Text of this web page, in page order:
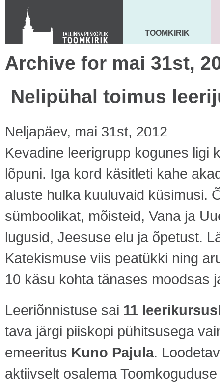
KONTAKT
Toom-Kooli 6, 10130 TALLINN
tallinna.toom@eelk.ee
MAARJA KIRIK
TOOMKIRIK
Archive for mai 31st,
Nelipühal toimus
Neljapäev, mai 31st, 2012
Kevadine leerigrupp kogunes ligi
lõpuni. Iga kord käsitleti kahe
aluste hulka kuuluvaid küsimusi.
sümboolikat, mõisteid, Vana ja
lugusid, Jeesuse elu ja õpetust.
Katekismuse viis peatükki ning
10 käsu kohta tänases moodsas
Leeriõnnistuse sai 11
tava järgi piiskopi pühitsusega
emeeritus Kuno Pajula.
aktiivselt osalema